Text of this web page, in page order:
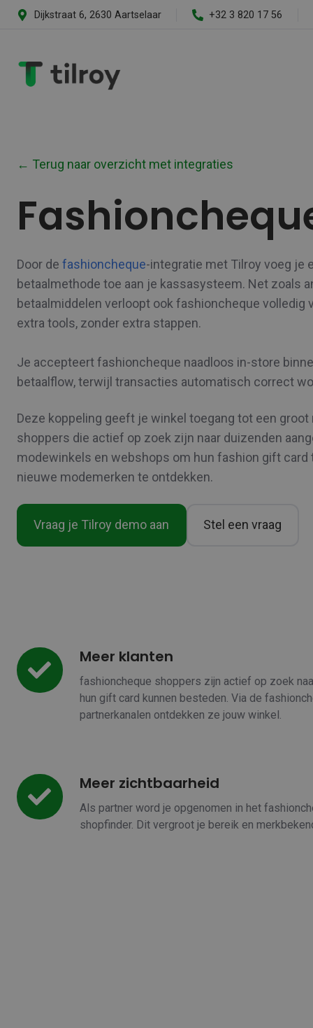
Dijkstraat 6, 2630 Aartselaar +32 3 820 17 56
← Terug naar overzicht met integraties
Door de fashioncheque-integratie met Tilroy voeg je
betaalmethode toe aan je kassasysteem. Net zoals
betaalmiddelen verloopt ook fashioncheque volledig
extra tools, zonder extra stappen.
Je accepteert fashioncheque naadloos in-store
betaalflow, terwijl transacties automatisch correct
Deze koppeling geeft je winkel toegang tot een groot
shoppers die actief op zoek zijn naar duizenden
modewinkels en webshops om hun fashion gift card
nieuwe modemerken te ontdekken.
Vraag je Tilroy demo aan Stel een vraag
Meer klanten
fashioncheque shoppers zijn actief op zoek
hun gift card kunnen besteden. Via de
partnerkanalen ontdekken ze jouw winkel.
Meer
klanten
Meer zichtbaarheid
Als partner word je opgenomen in het
shopfinder. Dit vergroot je bereik en
Meer
zichtbaarheid